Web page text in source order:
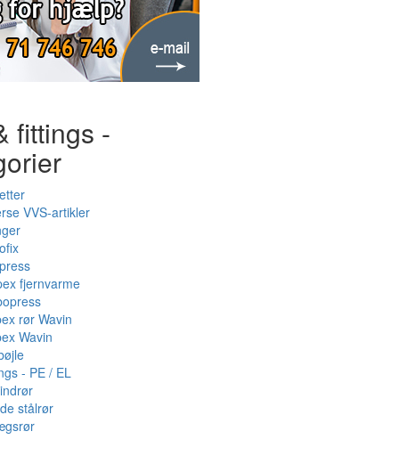
fittings -
VVS-artikler
fjernvarme
rør Wavin
Wavin
- PE / EL
stålrør